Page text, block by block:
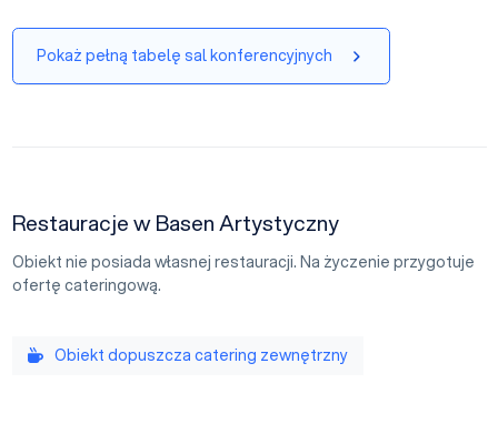
Pokaż pełną tabelę sal konferencyjnych
Restauracje w Basen Artystyczny
Obiekt nie posiada własnej restauracji. Na życzenie przygotuje
ofertę cateringową.
Obiekt dopuszcza catering zewnętrzny